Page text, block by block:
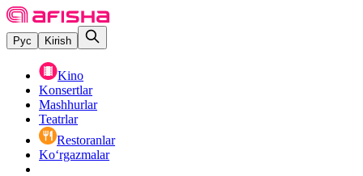
Рус Kirish
Kino
Konsertlar
Mashhurlar
Teatrlar
Restoranlar
Ko‘rgazmalar